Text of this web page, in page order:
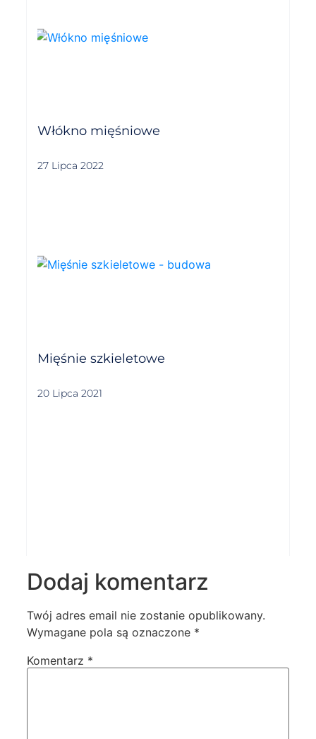
Włókno mięśniowe
27 Lipca 2022
Mięśnie szkieletowe
20 Lipca 2021
Dodaj komentarz
Twój adres email nie zostanie opublikowany.
Wymagane pola są oznaczone *
Komentarz *